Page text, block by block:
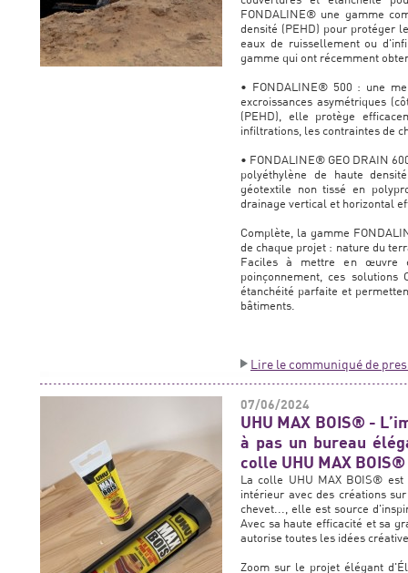
FONDALINE® une gamme
densité (PEHD) pour protéger
eaux de ruissellement ou
gamme qui ont récemment
• FONDALINE® 500 : une
excroissances asymétriques
(PEHD), elle protège
infiltrations, les contraintes de
• FONDALINE® GEO DRAIN
polyéthylène de haute
géotextile non tissé en
drainage vertical et horizontal
Complète, la gamme
de chaque projet : nature du
Faciles à mettre en œuvre
poinçonnement, ces solutions
étanchéité parfaite et
bâtiments.
Lire le communiqué de
07/06/2024
UHU MAX BOIS® -
à pas un bureau
colle UHU MAX BOIS®
La colle UHU MAX BOIS®
intérieur avec des créations
chevet..., elle est source
Avec sa haute efficacité et sa
autorise toutes les idées
Zoom sur le projet élégant